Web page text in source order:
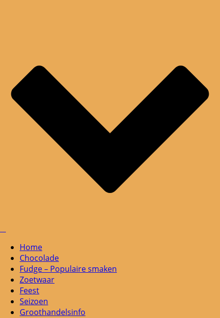
Home
Chocolade
Fudge – Populaire smaken
Zoetwaar
Feest
Seizoen
Groothandelsinfo